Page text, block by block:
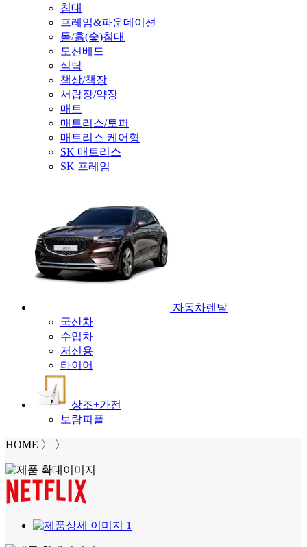
침대
프레임&파운데이션
돌/흙(숯)침대
모션베드
식탁
책상/책장
서랍장/약장
매트
매트리스/토퍼
매트리스 케어형
SK 매트리스
SK 프레임
자동차렌탈
국산차
수입차
저신용
타이어
상조+가전
보람피플
HOME 〉 〉